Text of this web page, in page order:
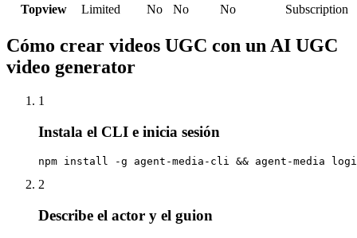
Topview
Limited No No No Subscription
Cómo crear videos UGC con un AI UGC
video generator
1
Instala el CLI e inicia sesión
npm install -g agent-media-cli && agent-media
2
Describe el actor y el guion